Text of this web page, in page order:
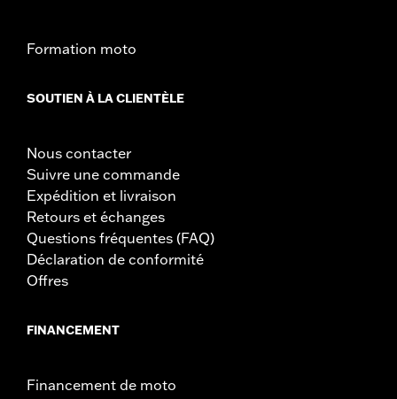
Formation moto
SOUTIEN À LA CLIENTÈLE
Nous contacter
Suivre une commande
Expédition et livraison
Retours et échanges
Questions fréquentes (FAQ)
Déclaration de conformité
Offres
FINANCEMENT
Financement de moto